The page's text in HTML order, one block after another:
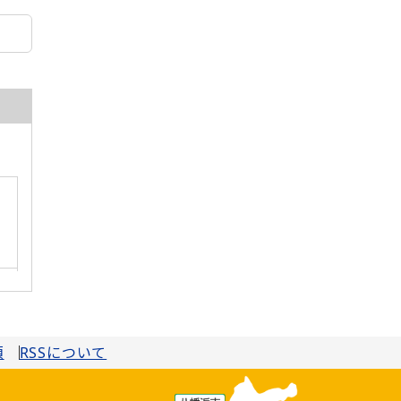
RSSについて